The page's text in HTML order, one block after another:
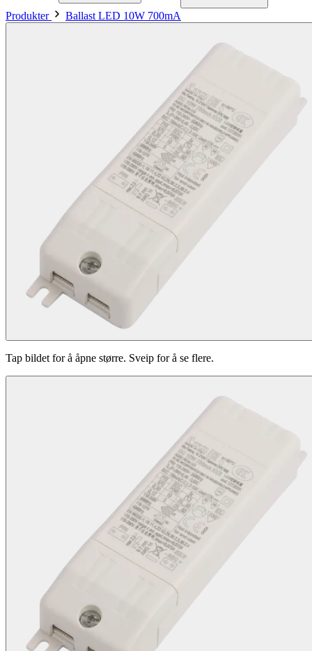
Produkter Ballast LED 10W 700mA
Tap bildet for å åpne større. Sveip for å se flere.